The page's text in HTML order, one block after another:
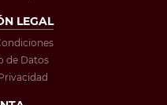
LEGAL
de Datos